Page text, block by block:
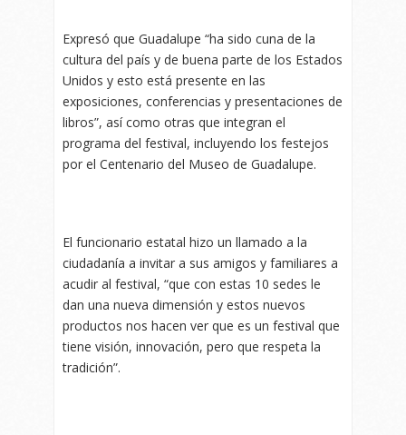
Expresó que Guadalupe “ha sido cuna de la
cultura del país y de buena parte de los Estados
Unidos y esto está presente en las
exposiciones, conferencias y presentaciones de
libros”, así como otras que integran el
programa del festival, incluyendo los festejos
por el Centenario del Museo de Guadalupe.
El funcionario estatal hizo un llamado a la
ciudadanía a invitar a sus amigos y familiares a
acudir al festival, “que con estas 10 sedes le
dan una nueva dimensión y estos nuevos
productos nos hacen ver que es un festival que
tiene visión, innovación, pero que respeta la
tradición”.